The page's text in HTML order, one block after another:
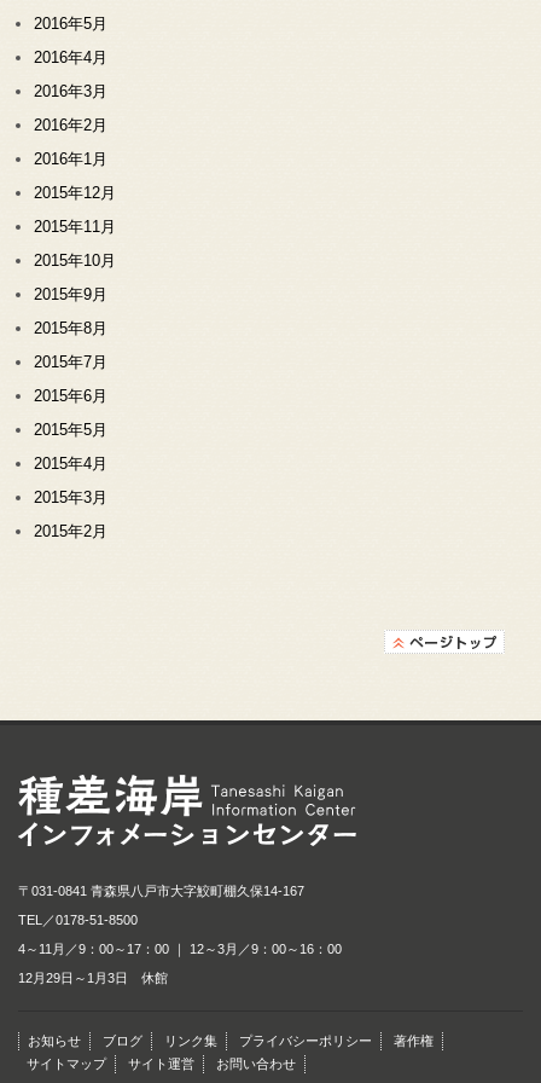
2016年5月
2016年4月
2016年3月
2016年2月
2016年1月
2015年12月
2015年11月
2015年10月
2015年9月
2015年8月
2015年7月
2015年6月
2015年5月
2015年4月
2015年3月
2015年2月
〒031-0841 青森県八戸市大字鮫町棚久保14-167
TEL／0178-51-8500
4～11月／9：00～17：00 ｜ 12～3月／9：00～16：00
12月29日～1月3日 休館
お知らせ ブログ リンク集 プライバシーポリシー
著作権
サイトマップ
サイト運営 お問い合わせ